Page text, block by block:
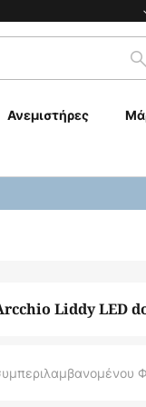
Ανεμιστήρες
Liddy LED